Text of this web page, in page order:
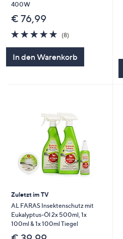
400W
€ 76,99
4.9
von
(8)8
In den Warenkorb
Zuletzt im TV
AL FARAS Insektenschutz mit
Eukalyptus-Öl 2x 500ml, 1x
100ml & 1x 100ml Tiegel